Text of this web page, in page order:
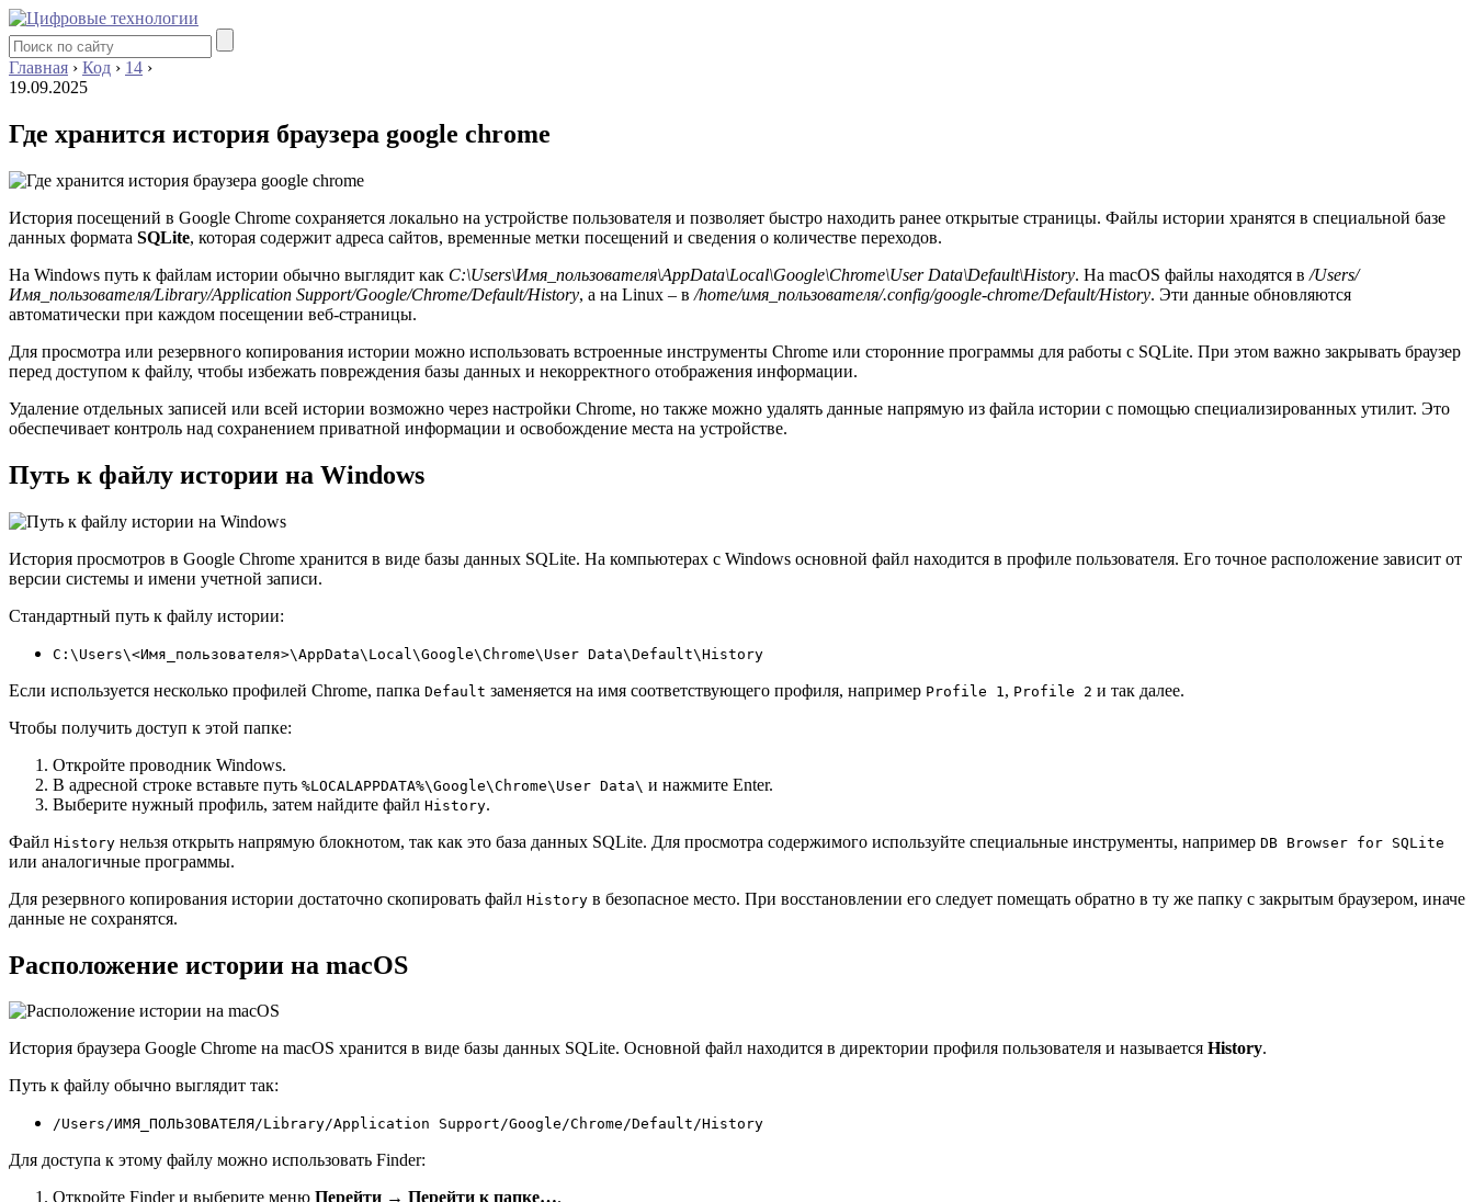
Главная › Код › 14 ›
19.09.2025
Где хранится история браузера google chrome
История посещений в Google Chrome сохраняется локально на устройстве пользователя и позволяет быстро находить ранее открытые страницы. Файлы истории хранятся в специальной базе
данных формата SQLite, которая содержит адреса сайтов, временные метки посещений и сведения о количестве переходов.
На Windows путь к файлам истории обычно выглядит как C:\Users\Имя_пользователя\AppData\Local\Google\Chrome\User Data\Default\History. На macOS файлы находятся в /Users/
Имя_пользователя/Library/Application Support/Google/Chrome/Default/History, а на Linux – в /home/имя_пользователя/.config/google-chrome/Default/History. Эти данные обновляются
автоматически при каждом посещении веб-страницы.
Для просмотра или резервного копирования истории можно использовать встроенные инструменты Chrome или сторонние программы для работы с SQLite. При этом важно закрывать браузер
перед доступом к файлу, чтобы избежать повреждения базы данных и некорректного отображения информации.
Удаление отдельных записей или всей истории возможно через настройки Chrome, но также можно удалять данные напрямую из файла истории с помощью специализированных утилит. Это
обеспечивает контроль над сохранением приватной информации и освобождение места на устройстве.
Путь к файлу истории на Windows
История просмотров в Google Chrome хранится в виде базы данных SQLite. На компьютерах с Windows основной файл находится в профиле пользователя. Его точное расположение зависит от
версии системы и имени учетной записи.
Стандартный путь к файлу истории:
C:\Users\<Имя_пользователя>\AppData\Local\Google\Chrome\User Data\Default\History
Если используется несколько профилей Chrome, папка Default заменяется на имя соответствующего профиля, например Profile 1 , Profile 2 и так далее.
Чтобы получить доступ к этой папке:
Откройте проводник Windows.
В адресной строке вставьте путь %LOCALAPPDATA%\Google\Chrome\User Data\ и нажмите Enter.
Выберите нужный профиль, затем найдите файл History.
Файл History нельзя открыть напрямую блокнотом, так как это база данных SQLite. Для просмотра содержимого используйте специальные инструменты, например DB Browser for SQLite
или аналогичные программы.
Для резервного копирования истории достаточно скопировать файл History в безопасное место. При восстановлении его следует помещать обратно в ту же папку с закрытым браузером, иначе
данные не сохранятся.
Расположение истории на macOS
История браузера Google Chrome на macOS хранится в виде базы данных SQLite. Основной файл находится в директории профиля пользователя и называется History.
Путь к файлу обычно выглядит так:
/Users/ИМЯ_ПОЛЬЗОВАТЕЛЯ/Library/Application Support/Google/Chrome/Default/History
Для доступа к этому файлу можно использовать Finder:
Откройте Finder и выберите меню Перейти → Перейти к папке….